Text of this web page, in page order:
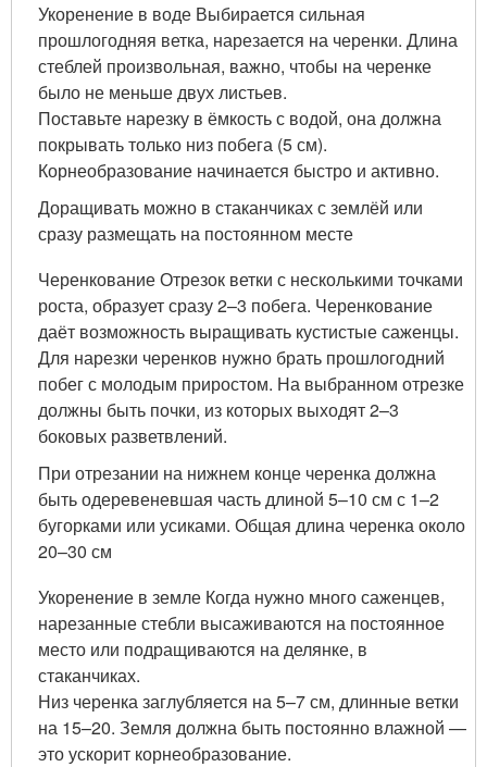
Укоренение в воде Выбирается сильная
прошлогодняя ветка, нарезается на черенки. Длина
стеблей произвольная, важно, чтобы на черенке
было не меньше двух листьев.
Поставьте нарезку в ёмкость с водой, она должна
покрывать только низ побега (5 см).
Корнеобразование начинается быстро и активно.
Доращивать можно в стаканчиках с землёй или
сразу размещать на постоянном месте
Черенкование Отрезок ветки с несколькими точками
роста, образует сразу 2–3 побега. Черенкование
даёт возможность выращивать кустистые саженцы.
Для нарезки черенков нужно брать прошлогодний
побег с молодым приростом. На выбранном отрезке
должны быть почки, из которых выходят 2–3
боковых разветвлений.
При отрезании на нижнем конце черенка должна
быть одеревеневшая часть длиной 5–10 см с 1–2
бугорками или усиками. Общая длина черенка около
20–30 см
Укоренение в земле Когда нужно много саженцев,
нарезанные стебли высаживаются на постоянное
место или подращиваются на делянке, в
стаканчиках.
Низ черенка заглубляется на 5–7 см, длинные ветки
на 15–20. Земля должна быть постоянно влажной —
это ускорит корнеобразование.